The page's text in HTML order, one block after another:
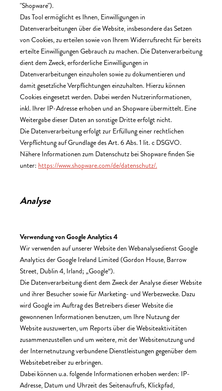
"Shopware").
Das Tool ermöglicht es Ihnen, Einwilligungen in
Datenverarbeitungen über die Website, insbesondere das Setzen
von Cookies, zu erteilen sowie von Ihrem Widerrufsrecht für bereits
erteilte Einwilligungen Gebrauch zu machen. Die Datenverarbeitung
dient dem Zweck, erforderliche Einwilligungen in
Datenverarbeitungen einzuholen sowie zu dokumentieren und
damit gesetzliche Verpflichtungen einzuhalten. Hierzu können
Cookies eingesetzt werden. Dabei werden Nutzerinformationen,
inkl. Ihrer IP-Adresse erhoben und an Shopware übermittelt. Eine
Weitergabe dieser Daten an sonstige Dritte erfolgt nicht.
Die Datenverarbeitung erfolgt zur Erfüllung einer rechtlichen
Verpflichtung auf Grundlage des Art. 6 Abs. 1 lit. c DSGVO.
Nähere Informationen zum Datenschutz bei Shopware finden Sie
unter: https://www.shopware.com/de/datenschutz/.
Analyse
Verwendung von Google Analytics 4
Wir verwenden auf unserer Website den Webanalysedienst Google
Analytics der Google Ireland Limited (Gordon House, Barrow
Street, Dublin 4, Irland; „Google“).
Die Datenverarbeitung dient dem Zweck der Analyse dieser Website
und ihrer Besucher sowie für Marketing- und Werbezwecke. Dazu
wird Google im Auftrag des Betreibers dieser Website die
gewonnenen Informationen benutzen, um Ihre Nutzung der
Website auszuwerten, um Reports über die Websiteaktivitäten
zusammenzustellen und um weitere, mit der Websitenutzung und
der Internetnutzung verbundene Dienstleistungen gegenüber dem
Websitebetreiber zu erbringen.
Dabei können u.a. folgende Informationen erhoben werden: IP-
Adresse, Datum und Uhrzeit des Seitenaufrufs, Klickpfad,